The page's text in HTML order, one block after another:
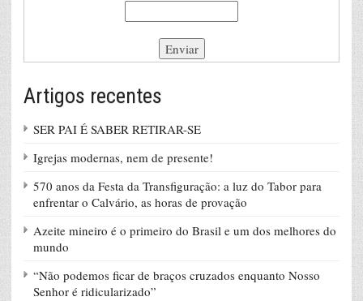
Artigos recentes
SER PAI É SABER RETIRAR-SE
Igrejas modernas, nem de presente!
570 anos da Festa da Transfiguração: a luz do Tabor para
enfrentar o Calvário, as horas de provação
Azeite mineiro é o primeiro do Brasil e um dos melhores do
mundo
“Não podemos ficar de braços cruzados enquanto Nosso
Senhor é ridicularizado”